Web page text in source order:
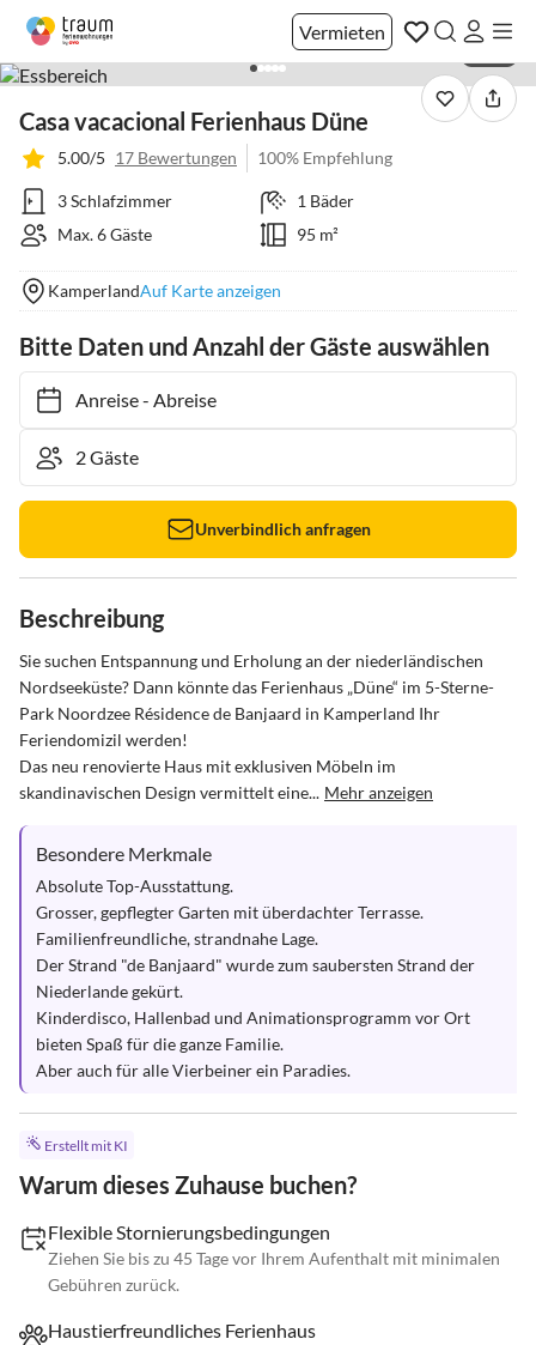
Vermieten
Casa vacacional Ferienhaus Düne
5.00/5 17 Bewertungen 100% Empfehlung
3 Schlafzimmer
1 Bäder
Max. 6 Gäste
95 m²
KamperlandAuf Karte anzeigen
Bitte Daten und Anzahl der Gäste auswählen
Anreise- Abreise
Unverbindlich anfragen
Beschreibung
Sie suchen Entspannung und Erholung an der niederländischen
Nordseeküste? Dann könnte das Ferienhaus „Düne“ im 5-Sterne-
Park Noordzee Résidence de Banjaard in Kamperland Ihr
Feriendomizil werden!
Das neu renovierte Haus mit exklusiven Möbeln im
skandinavischen Design vermittelt eine... Mehr anzeigen
Besondere Merkmale
Absolute Top-Ausstattung.
Grosser, gepflegter Garten mit überdachter Terrasse.
Familienfreundliche, strandnahe Lage.
Der Strand "de Banjaard" wurde zum saubersten Strand der
Niederlande gekürt.
Kinderdisco, Hallenbad und Animationsprogramm vor Ort
bieten Spaß für die ganze Familie.
Aber auch für alle Vierbeiner ein Paradies.
Erstellt mit KI
Warum dieses Zuhause buchen?
Flexible Stornierungsbedingungen
Ziehen Sie bis zu 45 Tage vor Ihrem Aufenthalt mit minimalen
Gebühren zurück.
Haustierfreundliches Ferienhaus